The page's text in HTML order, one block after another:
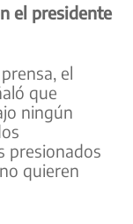
el presidente
el
que
ningún
presionados
quieren